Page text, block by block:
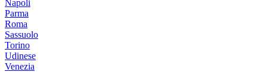
Napoli
Parma
Roma
Sassuolo
Torino
Udinese
Venezia